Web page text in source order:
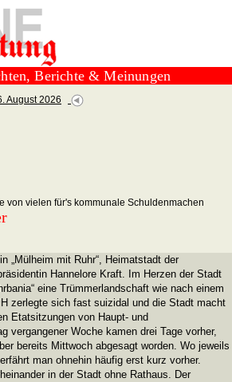
Berichte & Meinungen
August 2026
von vielen für's kommunale Schuldenmachen
„Mülheim mit Ruhr“, Heimatstadt der
Hannelore Kraft. Im Herzen der Stadt
eine Trümmerlandschaft wie nach einem
zerlegte sich fast suizidal und die Stadt macht
Etatsitzungen von Haupt- und
vergangener Woche kamen drei Tage vorher,
bereits Mittwoch abgesagt worden. Wo jeweils
man ohnehin häufig erst kurz vorher.
in der Stadt ohne Rathaus. Der